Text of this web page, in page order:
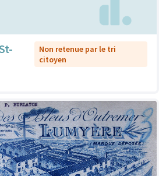
Non retenue par le tri
citoyen